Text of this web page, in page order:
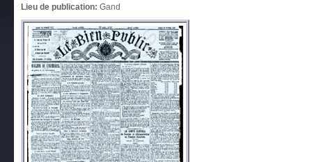
Lieu de publication: Gand